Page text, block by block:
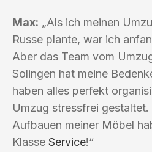
Max: „Als ich meinen
Russe plante, war ich
Aber das Team vom
Solingen hat meine
haben alles perfekt
Umzug stressfrei
Aufbauen meiner Möbel
Klasse Service!“